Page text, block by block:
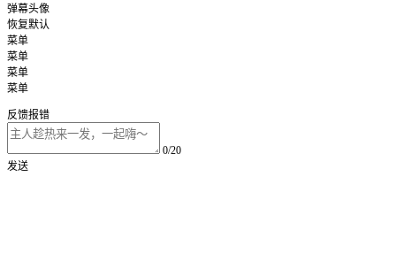
弹幕头像
恢复默认
菜单
菜单
菜单
菜单
反馈报错
0/20
发送